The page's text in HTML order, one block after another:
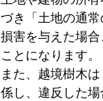
づき「土地の通
損害を与えた場合
ことになります。
また、越境樹木
係し、違反した